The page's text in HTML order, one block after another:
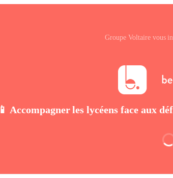
Groupe Voltaire vous
📱 Accompagner les lycéens face aux